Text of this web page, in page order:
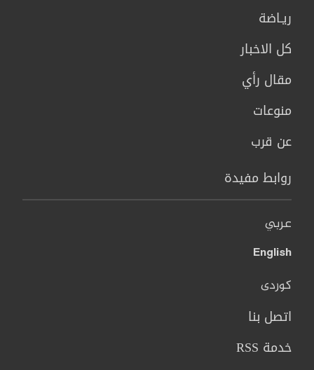
ريـاضة
كل الاخبار
مقال رأي
منوعات
عن قرب
روابط مفيدة
عربي
English
کوردی
اتصل بنا
خدمة RSS